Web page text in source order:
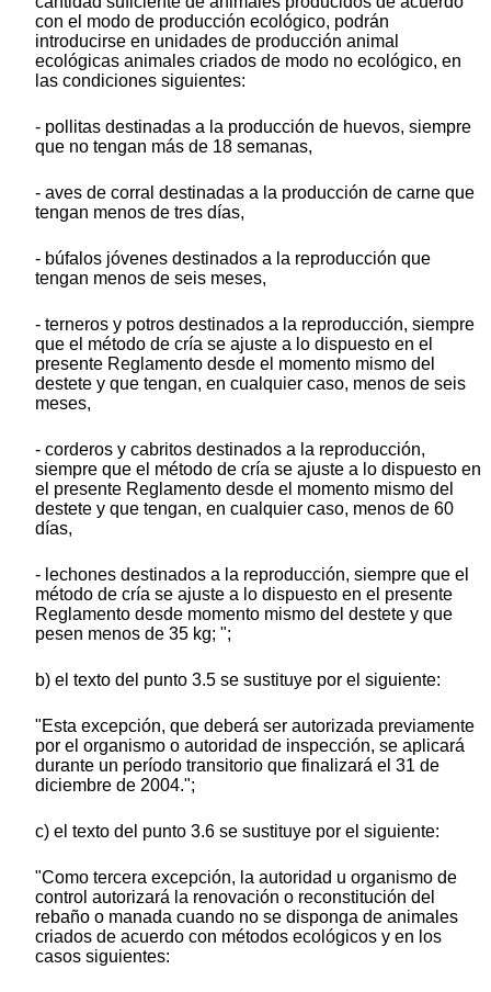
con el modo de producción ecológico, podrán
introducirse en unidades de producción animal
ecológicas animales criados de modo no ecológico, en
las condiciones siguientes:
- pollitas destinadas a la producción de huevos, siempre
que no tengan más de 18 semanas,
- aves de corral destinadas a la producción de carne que
tengan menos de tres días,
- búfalos jóvenes destinados a la reproducción que
tengan menos de seis meses,
- terneros y potros destinados a la reproducción, siempre
que el método de cría se ajuste a lo dispuesto en el
presente Reglamento desde el momento mismo del
destete y que tengan, en cualquier caso, menos de seis
meses,
- corderos y cabritos destinados a la reproducción,
siempre que el método de cría se ajuste a lo dispuesto en
el presente Reglamento desde el momento mismo del
destete y que tengan, en cualquier caso, menos de 60
días,
- lechones destinados a la reproducción, siempre que el
método de cría se ajuste a lo dispuesto en el presente
Reglamento desde momento mismo del destete y que
pesen menos de 35 kg; ";
b) el texto del punto 3.5 se sustituye por el siguiente:
"Esta excepción, que deberá ser autorizada previamente
por el organismo o autoridad de inspección, se aplicará
durante un período transitorio que finalizará el 31 de
diciembre de 2004.";
c) el texto del punto 3.6 se sustituye por el siguiente:
"Como tercera excepción, la autoridad u organismo de
control autorizará la renovación o reconstitución del
rebaño o manada cuando no se disponga de animales
criados de acuerdo con métodos ecológicos y en los
casos siguientes: